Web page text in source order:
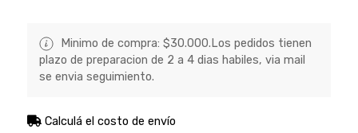
Minimo de compra: $30.000.Los pedidos tienen
plazo de preparacion de 2 a 4 dias habiles, via mail
se envia seguimiento.
Calculá el costo de envío